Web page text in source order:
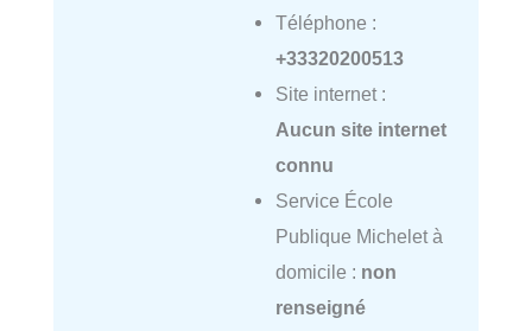
Téléphone :
+33320200513
Site internet :
Aucun site internet
connu
Service École
Publique Michelet à
domicile : non
renseigné